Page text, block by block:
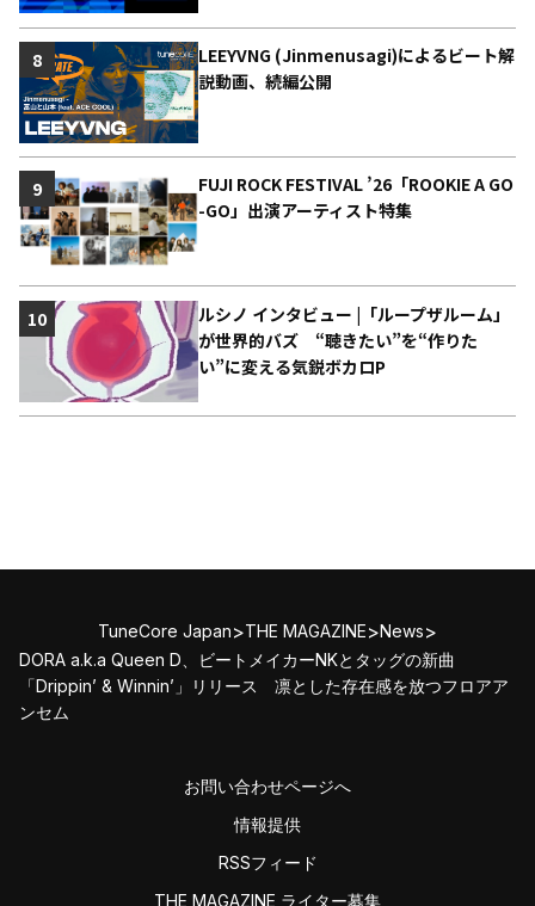
LEEYVNG (Jinmenusagi)によるビート解
説動画、続編公開
8
FUJI ROCK FESTIVAL ’26「ROOKIE A GO
-GO」出演アーティスト特集
9
ルシノ インタビュー |「ループザルーム」
が世界的バズ “聴きたい”を“作りた
い”に変える気鋭ボカロP
10
TuneCore Japan>THE MAGAZINE>News>
DORA a.k.a Queen D、ビートメイカーNKとタッグの新曲
「Drippin’ & Winnin’」リリース 凛とした存在感を放つフロアア
ンセム
お問い合わせページへ
情報提供
RSSフィード
THE MAGAZINE ライター募集